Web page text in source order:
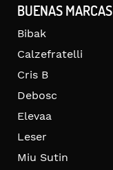
BUENAS MARCAS
Bibak
Calzefratelli
Cris B
Debosc
Elevaa
Leser
Miu Sutin